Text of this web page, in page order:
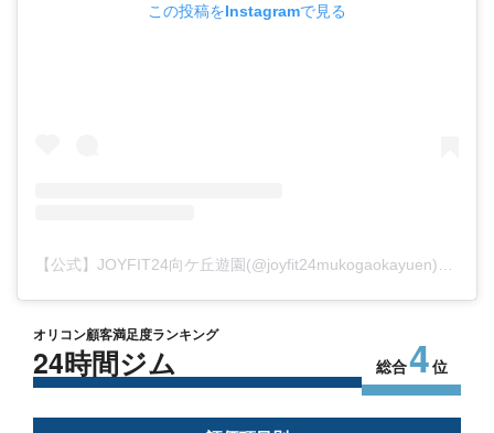
この投稿をInstagramで見る
【公式】JOYFIT24向ケ丘遊園(@joyfit24mukogaokayuen)がシェアした投稿
オリコン顧客満足度ランキング
24時間ジム 総合4位